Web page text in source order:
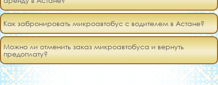
Как забронировать микроавтобус с водителем в Астане?
Можно ли отменить заказ микроавтобуса и вернуть
предоплату?